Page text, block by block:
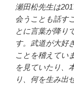
瀬田松先生は
会うことも話す
とに言葉が降り
す。武道が大好
ことを稽えてい
を見ていたり、
り、何を生み出